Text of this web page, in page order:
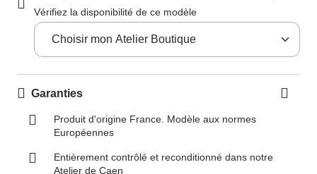
Vérifiez la disponibilité de ce modèle
Garanties
Produit d'origine France. Modèle aux normes
Européennes
Entièrement contrôlé et reconditionné dans notre
Atelier de Caen